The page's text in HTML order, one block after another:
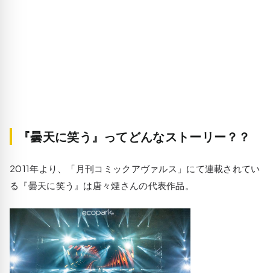
『曇天に笑う』ってどんなストーリー？？
2011年より、「月刊コミックアヴァルス」にて連載されてい
る『曇天に笑う』は唐々煙さんの代表作品。